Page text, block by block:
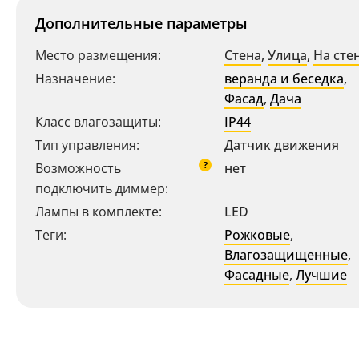
Дополнительные параметры
Место размещения: Стена, Улица, На
Назначение:
веранда и беседка,
Фасад, Дача
Класс влагозащиты:
IP44
Тип управления:
Датчик движения
Возможность
подключить диммер:
? нет
Лампы в комплекте:
LED
Теги:
Рожковые,
Влагозащищенные,
Фасадные, Лучшие